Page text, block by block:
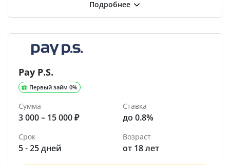
Pay P.S.
Первый займ 0%
Сумма
3 000 – 15 000 ₽
Ставка
до 0.8%
Срок
5 - 25 дней
Возраст
от 18 лет